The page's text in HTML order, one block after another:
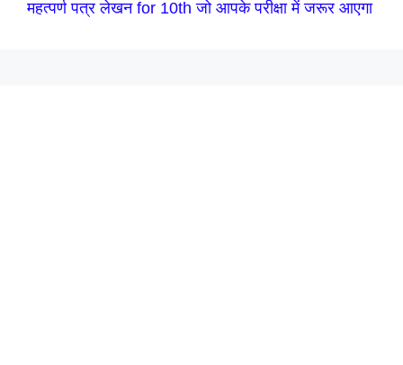
महत्पर्ण पत्र लेखन for 10th जो आपके परीक्षा में जरूर आएगा